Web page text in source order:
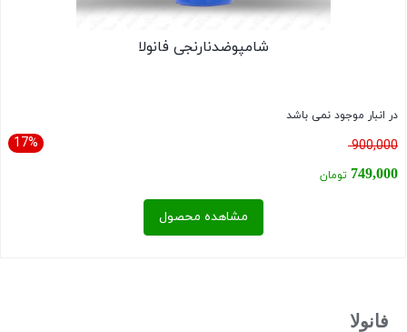
شامپوضدنارنجی فانولا
در انبار موجود نمی باشد
17% 900,000قیمت
اصلی: 749,000 تومان
مشاهده محصول
فانولا